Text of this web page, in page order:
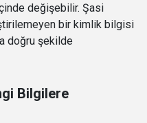
değişebilir. Şasi
bir kimlik bilgisi
doğru şekilde
Bilgilere